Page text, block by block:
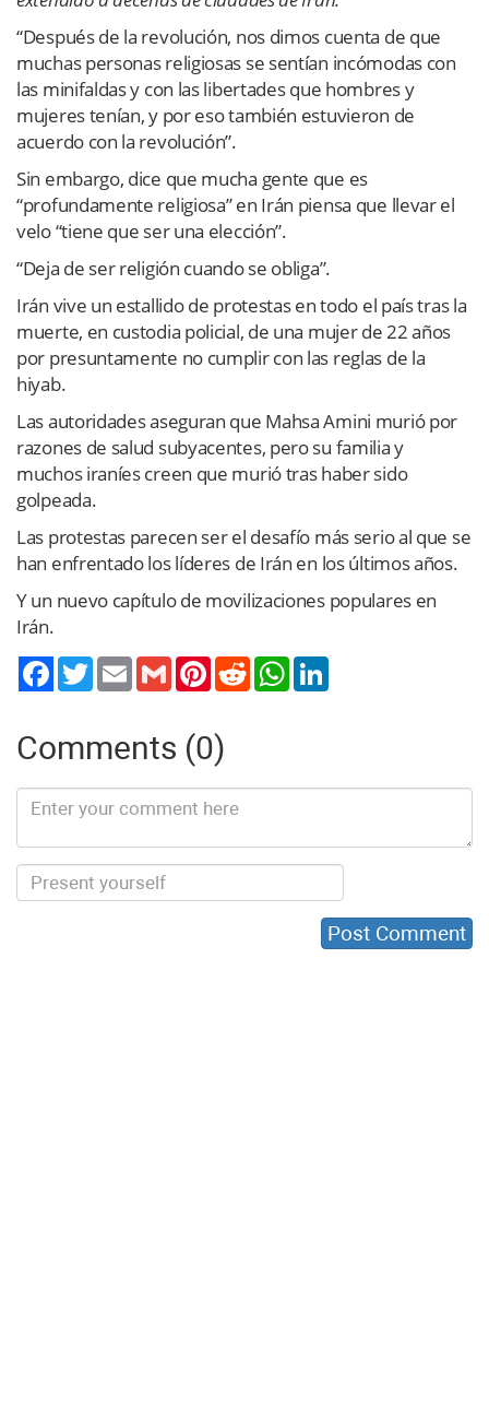
“Después de la revolución, nos dimos cuenta de que
muchas personas religiosas se sentían incómodas con
las minifaldas y con las libertades que hombres y
mujeres tenían, y por eso también estuvieron de
acuerdo con la revolución”.
Sin embargo, dice que mucha gente que es
“profundamente religiosa” en Irán piensa que llevar el
velo “tiene que ser una elección”.
“Deja de ser religión cuando se obliga”.
Irán vive un estallido de protestas en todo el país tras la
muerte, en custodia policial, de una mujer de 22 años
por presuntamente no cumplir con las reglas de la
hiyab.
Las autoridades aseguran que Mahsa Amini murió por
razones de salud subyacentes, pero su familia y
muchos iraníes creen que murió tras haber sido
golpeada.
Las protestas parecen ser el desafío más serio al que se
han enfrentado los líderes de Irán en los últimos años.
Y un nuevo capítulo de movilizaciones populares en
Irán.
TwitterEmail Gmail PinterestReddit WhatsApp
Comments (0)